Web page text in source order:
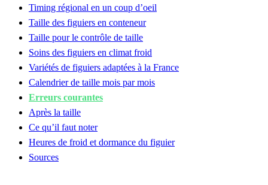
Timing régional en un coup d’oeil
Taille des figuiers en conteneur
Taille pour le contrôle de taille
Soins des figuiers en climat froid
Variétés de figuiers adaptées à la France
Calendrier de taille mois par mois
Erreurs courantes
Après la taille
Ce qu’il faut noter
Heures de froid et dormance du figuier
Sources